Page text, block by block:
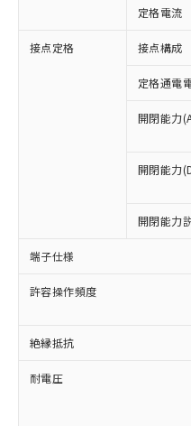
定格電流
接点定格 接点構成
定格通電
開閉能力
開閉能力
開閉能力
端子仕様
許容操作頻度
絶縁抵抗
耐電圧
ご利用条件
ご利用ください。
本サービス
商品の当社
(税抜)を提供
当社制御機
本サービス
ことをご了
在庫状況およ
対応済み：EU
非含有に対応した
対応予定：EU
有に対応した製品
対応予定なし：
非含有に非対応の
定はありません。
調査・確認中：
非含有の対応状況
害物質有無と関係
仕入先様の事情に
いたものが、含有
むを得ず変更する
※1 中国
「○」：最大均質
基準値以下である
「×」：最大均質
基準値を超えてい
「－」：未確認で
当社は、こ
為替および外